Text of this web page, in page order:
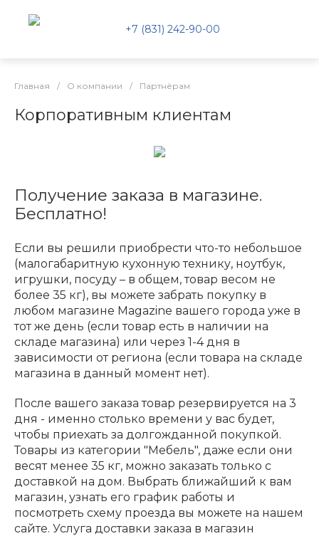
+7 (831) 242-90-00
Главная / О компании / Партнёрам
Корпоративным клиентам
Получение заказа в магазине.
Бесплатно!
Если вы решили приобрести что-то небольшое
(малогабаритную кухонную технику, ноутбук,
игрушки, посуду – в общем, товар весом не
более 35 кг), вы можете забрать покупку в
любом магазине Magazine вашего города уже в
тот же день (если товар есть в наличии на
складе магазина) или через 1-4 дня в
зависимости от региона (если товара на складе
магазина в данный момент нет).
После вашего заказа товар резервируется на 3
дня - именно столько времени у вас будет,
чтобы приехать за долгожданной покупкой.
Товары из категории "Мебель", даже если они
весят менее 35 кг, можно заказать только с
доставкой на дом. Выбрать ближайший к вам
магазин, узнать его график работы и
посмотреть схему проезда вы можете на нашем
сайте. Услуга доставки заказа в магазин